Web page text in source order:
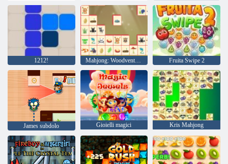
1212! Mahjong: Woodventure connect Fruita Swipe 2
James subdolo Gioielli magici Kris Mahjong